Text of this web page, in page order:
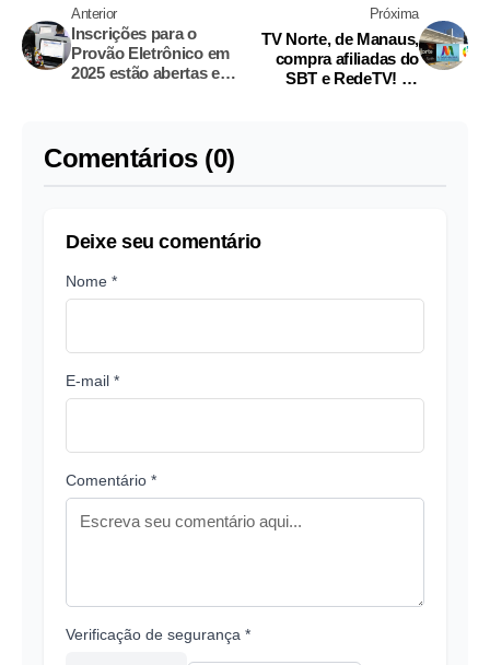
Anterior
Inscrições para o
Provão Eletrônico em
2025 estão abertas em
Próxima
TV Norte, de Manaus,
compra afiliadas do
SBT e RedeTV! na
Comentários (0)
Deixe seu comentário
Nome *
E-mail *
Comentário *
Verificação de segurança *